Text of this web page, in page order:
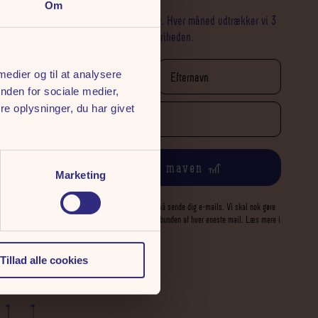
Om
og til at analysere
for sociale medier,
oplysninger, du har givet
Marketing
Tillad alle cookies
Skriv dig op til vores nyhedsbrev. Hver måned udtrækker vi 3
x 2 sæsonkort Deluxe til Tivoli Friheden.
Giv mig sus i maven 🎢
Ved tilmelding giver du tilladelse til, at vi må sende dig e-mails. Vi skal nok gøre
os umage, ellers kan du altid afmelde dig i bunden af hver eneste mail. Læs mere i
vorespersondatapolitik.